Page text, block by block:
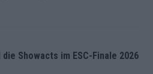
Showacts im ESC-Finale 2026